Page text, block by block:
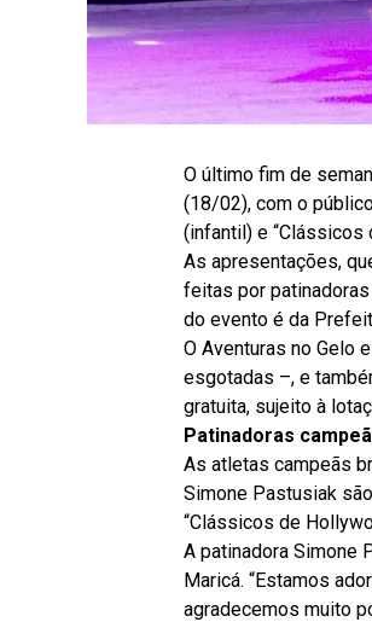
O último fim de
(18/02), com o
(infantil) e “Clássicos
As apresentações,
feitas por
do evento é da
O Aventuras no Gelo
esgotadas –, e
gratuita, sujeito à
Patinadoras
As atletas campeãs
Simone Pastusiak
“Clássicos de
A patinadora Simone
Maricá. “Estamos
agradecemos muito